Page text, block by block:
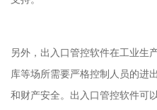
另外，出入口管控软件在工业生
库等场所需要严格控制人员的进
和财产安全。出入口管控软件可